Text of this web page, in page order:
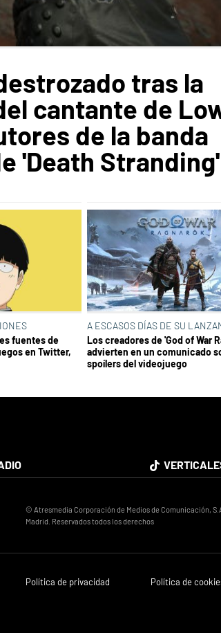
tras la
cantante de
de la banda
'Death Stranding'
fuentes de
en Twitter,
A ESCASOS DÍAS DE SU
Los creadores de 'God of War
advierten en un comunicado
spoílers del videojuego
© Atresmedia Corporación de Medios de Comunicación,
Madrid. Reservados todos los derechos
Política de privacidad Política de